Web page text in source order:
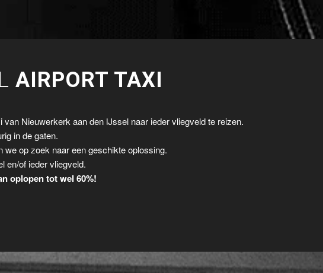
AIRPORT TAXI
van Nieuwerkerk aan den IJssel naar ieder vliegveld te reizen.
in de gaten.
op zoek naar een geschikte oplossing.
en/of ieder vliegveld.
oplopen tot wel 60%!